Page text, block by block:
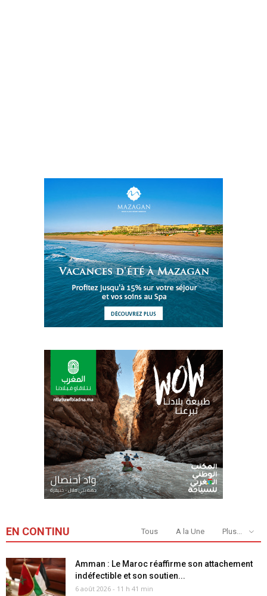
EN CONTINU Tous A la Une Plus...
Amman : Le Maroc réaffirme son attachement
indéfectible et son soutien...
6 août 2026 - 11 h 41 min